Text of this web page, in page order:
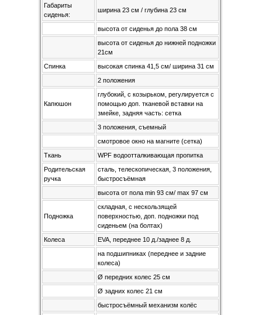
Габариты
сиденья:
ширина 23 см / глубина 23 см
высота от сиденья до пола 38 см
высота от сиденья до нижней подножки
21см
Спинка
высокая спинка 41,5 см/ ширина 31 см
2 положения
Капюшон
глубокий, с козырьком, регулируется с
помощью доп. тканевой вставки на
змейке, задняя часть: сетка
3 положения, съемный
смотровое окнo на магните (сетка)
Ткань
WPF водоотталкивающая пропитка
Родительская
ручка
сталь, телескопическая, 3 положения,
быстросъёмная
высота от пола min 93 см/ max 97 см
Подножка
складная, с нескользящей
поверхностью, доп. подножки под
сиденьем (на болтах)
Колеса
EVA, переднее 10 д./заднее 8 д.
на подшипниках (переднее и задние
колеса)
Ø передних колес 25 см
Ø задних колес 21 см
быстросъёмный механизм колёс